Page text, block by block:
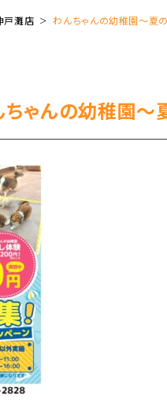
戸灘店 わんちゃんの幼稚園～夏
ゃんの幼稚園～